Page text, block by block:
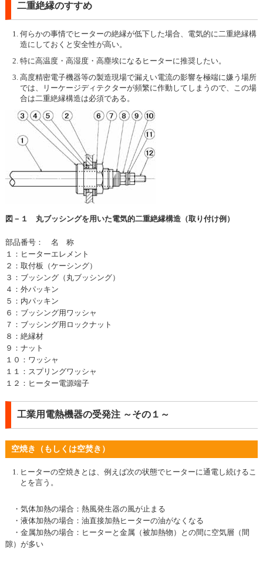
二重絶縁のすすめ
何らかの事情でヒーターの絶縁が低下した場合、電気的に二重絶縁構
造にしておくと安全性が高い。
特に高温度・高湿度・高塵埃になるヒーターに推奨したい。
高度精密電子機器等の製造現場で漏えい電流の影響を極端に嫌う場所
では、リーケージディテクターが頻繁に作動してしまうので、この場
合は二重絶縁構造は必須である。
図－１ 丸ブッシングを用いた電気的二重絶縁構造（取り付け例）
部品番号： 名 称
１：ヒーターエレメント
２：取付板（ケーシング）
３：ブッシング（丸ブッシング）
４：外パッキン
５：内パッキン
６：ブッシング用ワッシャ
７：ブッシング用ロックナット
８：絶縁材
９：ナット
１０：ワッシャ
１１：スプリングワッシャ
１２：ヒーター電源端子
工業用電熱機器の受発注 ～その１～
空焼き（もしくは空焚き）
ヒーターの空焼きとは、例えば次の状態でヒーターに通電し続けるこ
とを言う。
・気体加熱の場合：熱風発生器の風が止まる
・液体加熱の場合：油直接加熱ヒーターの油がなくなる
・金属加熱の場合：ヒーターと金属（被加熱物）との間に空気層（間
隙）が多い